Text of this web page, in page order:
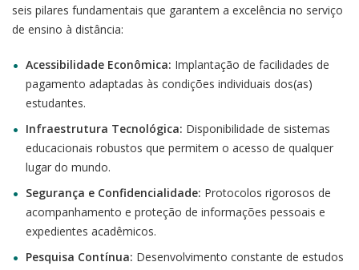
seis pilares fundamentais que garantem a excelência no serviço
de ensino à distância:
Acessibilidade Econômica: Implantação de facilidades de
pagamento adaptadas às condições individuais dos(as)
estudantes.
Infraestrutura Tecnológica: Disponibilidade de sistemas
educacionais robustos que permitem o acesso de qualquer
lugar do mundo.
Segurança e Confidencialidade: Protocolos rigorosos de
acompanhamento e proteção de informações pessoais e
expedientes acadêmicos.
Pesquisa Contínua: Desenvolvimento constante de estudos